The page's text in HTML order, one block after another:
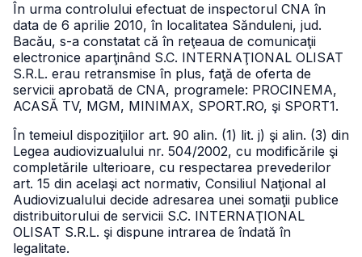
În urma controlului efectuat de inspectorul CNA în
data de 6 aprilie 2010, în localitatea Sănduleni, jud.
Bacău, s-a constatat că în reţeaua de comunicaţii
electronice aparţinând S.C. INTERNAŢIONAL OLISAT
S.R.L. erau retransmise în plus, faţă de oferta de
servicii aprobată de CNA, programele: PROCINEMA,
ACASĂ TV, MGM, MINIMAX, SPORT.RO, şi SPORT1.
În temeiul dispoziţiilor art. 90 alin. (1) lit. j) şi alin. (3) din
Legea audiovizualului nr. 504/2002, cu modificările şi
completările ulterioare, cu respectarea prevederilor
art. 15 din acelaşi act normativ, Consiliul Naţional al
Audiovizualului decide adresarea unei somaţii publice
distribuitorului de servicii S.C. INTERNAŢIONAL
OLISAT S.R.L. şi dispune intrarea de îndată în
legalitate.